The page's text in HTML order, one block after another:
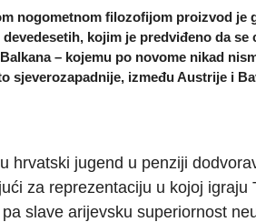
nogometnom filozofijom proizvod je
kojim je predviđeno da
– kojemu po novome nikad
sjeverozapadnije, između Austrije i
hrvatski jugend u penziji
za reprezentaciju u kojoj igraju
slave arijevsku superiornost